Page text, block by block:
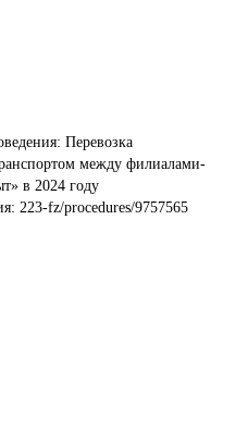
Перевозка
между филиалами-
в 2024 году
223-fz/procedures/9757565